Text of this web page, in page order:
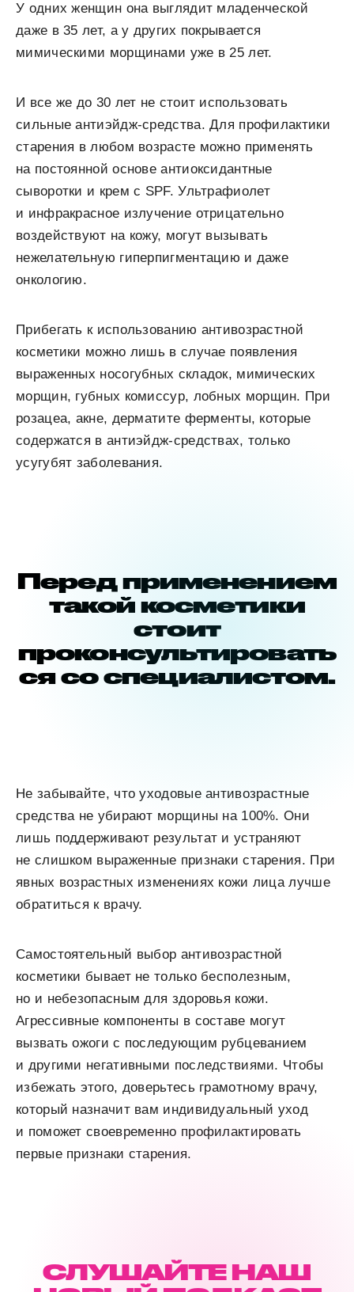
У одних женщин она выглядит младенческой
даже в 35 лет, а у других покрывается
мимическими морщинами уже в 25 лет.
И все же до 30 лет не стоит использовать
сильные антиэйдж-средства. Для профилактики
старения в любом возрасте можно применять
на постоянной основе антиоксидантные
сыворотки и крем с SPF. Ультрафиолет
и инфракрасное излучение отрицательно
воздействуют на кожу, могут вызывать
нежелательную гиперпигментацию и даже
онкологию.
Прибегать к использованию антивозрастной
косметики можно лишь в случае появления
выраженных носогубных складок, мимических
морщин, губных комиссур, лобных морщин. При
розацеа, акне, дерматите ферменты, которые
содержатся в антиэйдж-средствах, только
усугубят заболевания.
Перед применением
такой косметики
стоит
проконсультировать
ся со специалистом.
Не забывайте, что уходовые антивозрастные
средства не убирают морщины на 100%. Они
лишь поддерживают результат и устраняют
не слишком выраженные признаки старения. При
явных возрастных изменениях кожи лица лучше
обратиться к врачу.
Самостоятельный выбор антивозрастной
косметики бывает не только бесполезным,
но и небезопасным для здоровья кожи.
Агрессивные компоненты в составе могут
вызвать ожоги с последующим рубцеванием
и другими негативными последствиями. Чтобы
избежать этого, доверьтесь грамотному врачу,
который назначит вам индивидуальный уход
и поможет своевременно профилактировать
первые признаки старения.
СЛУШАЙТЕ НАШ